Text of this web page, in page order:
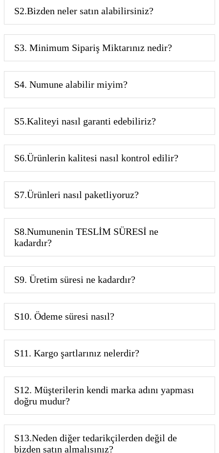
S2.Bizden neler satın alabilirsiniz?
S3. Minimum Sipariş Miktarınız nedir?
S4. Numune alabilir miyim?
S5.Kaliteyi nasıl garanti edebiliriz?
S6.Ürünlerin kalitesi nasıl kontrol edilir?
S7.Ürünleri nasıl paketliyoruz?
S8.Numunenin TESLİM SÜRESİ ne
kadardır?
S9. Üretim süresi ne kadardır?
S10. Ödeme süresi nasıl?
S11. Kargo şartlarınız nelerdir?
S12. Müşterilerin kendi marka adını yapması
doğru mudur?
S13.Neden diğer tedarikçilerden değil de
bizden satın almalısınız?